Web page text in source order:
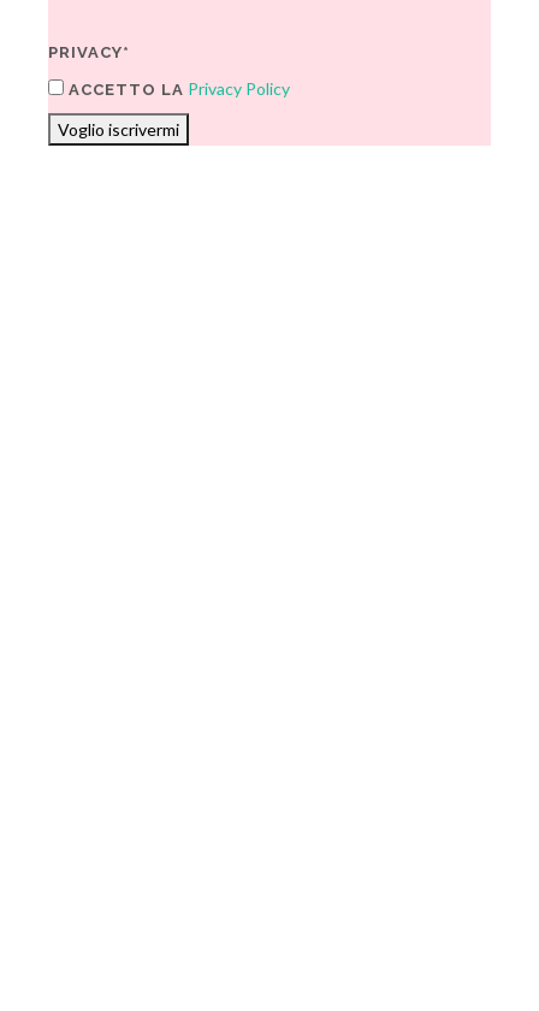
PRIVACY*
ACCETTO LA Privacy Policy
Voglio iscrivermi